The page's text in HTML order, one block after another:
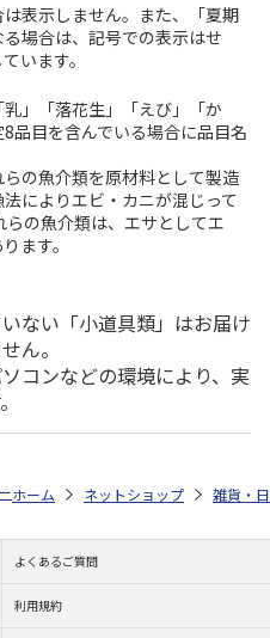
表示しません。また、「夏期
場合は、記号での表示はせ
います。
」「落花生」「えび」「か
品目を含んでいる場合に品目名
の魚介類を原材料として製造
によりエビ・カニが混じって
の魚介類は、エサとしてエ
ます。
ない「小道具類」はお届け
ん。
コンなどの環境により、実
アクリルコップ PEANUTS カラー
ホーム ネットショップ 雑貨・
よくあるご質問
利用規約